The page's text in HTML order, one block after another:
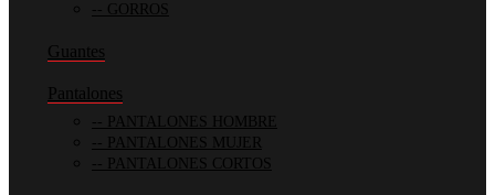
GORROS
Guantes
Pantalones
PANTALONES HOMBRE
PANTALONES MUJER
PANTALONES CORTOS